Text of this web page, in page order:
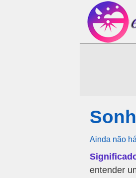
Ainda não
entender